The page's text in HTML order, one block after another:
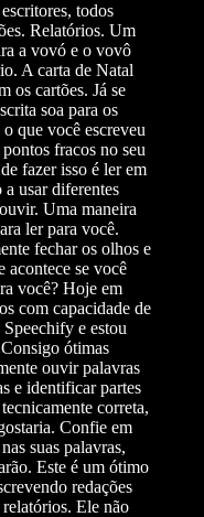
todos
Relatórios. Um
a vovó e o vovô
A carta de Natal
os cartões. Já se
soa para os
que você escreveu
fracos no seu
fazer isso é ler em
usar diferentes
Uma maneira
ler para você.
fechar os olhos e
acontece se você
você? Hoje em
com capacidade de
e estou
ótimas
ouvir palavras
e identificar partes
correta,
Confie em
suas palavras,
Este é um ótimo
redações
Ele não